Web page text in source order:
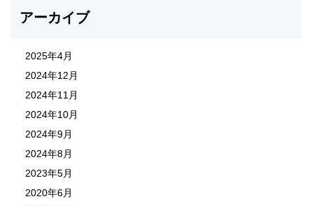
アーカイブ
2025年4月
2024年12月
2024年11月
2024年10月
2024年9月
2024年8月
2023年5月
2020年6月